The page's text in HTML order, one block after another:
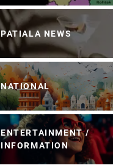
PATIALA NEWS
NATIONAL
ENTERTAINMENT /
INFORMATION